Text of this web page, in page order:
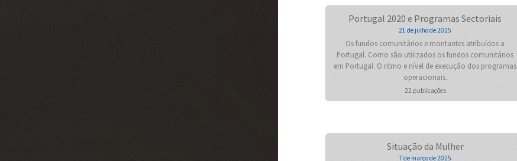
Portugal 2020 e Programas Sectoriais
21 de julho de 2025
Os fundos comunitários e montantes atribuídos a
Portugal. Como são utilizados os fundos comunitários
em Portugal. O ritmo e nível de execução dos programas
operacionais.
22 publicações
Situação da Mulher
7 de março de 2025